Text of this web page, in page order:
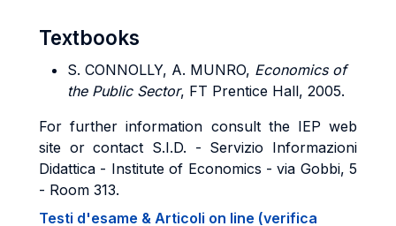
Textbooks
S. CONNOLLY, A. MUNRO, Economics of
the Public Sector, FT Prentice Hall, 2005.
For further information consult the IEP web
site or contact S.I.D. - Servizio Informazioni
Didattica - Institute of Economics - via Gobbi, 5
- Room 313.
Testi d'esame & Articoli on line (verifica